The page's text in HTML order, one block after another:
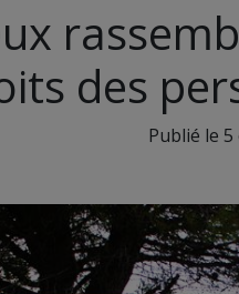
des
Publié le